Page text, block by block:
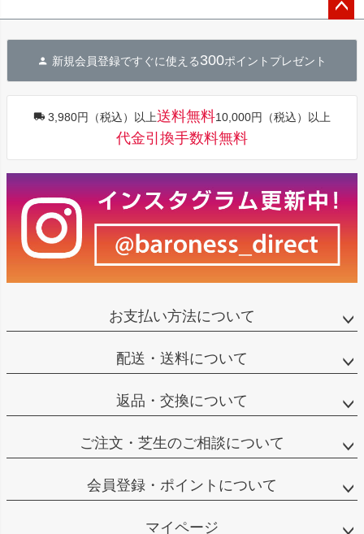
へ
新規会員登録ですぐに使える300ポイントプレゼント
3,980円（税込）以上送料無料10,000円（税込）以上
代金引換手数料無料
お支払い方法について
配送・送料について
返品・交換について
ご注文・芝生のご相談について
会員登録・ポイントについて
マイページ